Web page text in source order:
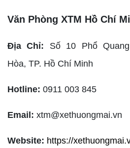
Văn Phòng XTM Hồ Chí
Địa Chỉ: Số 10 Phổ
Hòa, TP. Hồ Chí Minh
Hotline: 0911 003 845
Email: xtm@xethuongmai.vn
Website: https://